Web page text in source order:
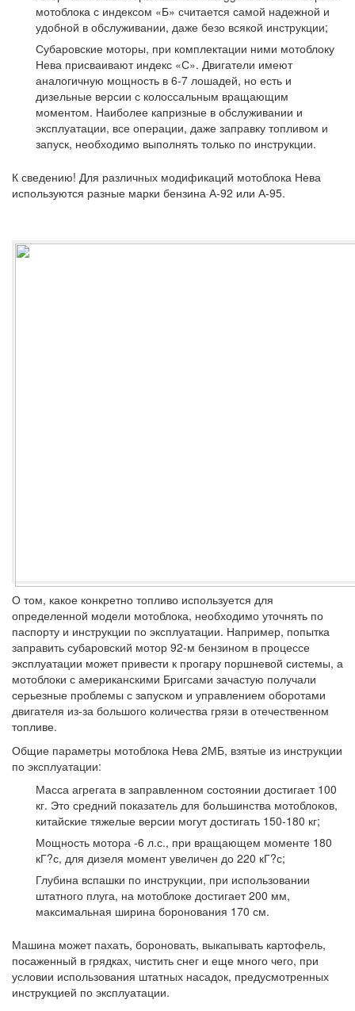
мотоблока с индексом «Б» считается самой надежной и
удобной в обслуживании, даже безо всякой инструкции;
Субаровские моторы, при комплектации ними мотоблоку
Нева присваивают индекс «С». Двигатели имеют
аналогичную мощность в 6-7 лошадей, но есть и
дизельные версии с колоссальным вращающим
моментом. Наиболее капризные в обслуживании и
эксплуатации, все операции, даже заправку топливом и
запуск, необходимо выполнять только по инструкции.
К сведению! Для различных модификаций мотоблока Нева
используются разные марки бензина А-92 или А-95.
О том, какое конкретно топливо используется для
определенной модели мотоблока, необходимо уточнять по
паспорту и инструкции по эксплуатации. Например, попытка
заправить субаровский мотор 92-м бензином в процессе
эксплуатации может привести к прогару поршневой системы, а
мотоблоки с американскими Бригсами зачастую получали
серьезные проблемы с запуском и управлением оборотами
двигателя из-за большого количества грязи в отечественном
топливе.
Общие параметры мотоблока Нева 2МБ, взятые из инструкции
по эксплуатации:
Масса агрегата в заправленном состоянии достигает 100
кг. Это средний показатель для большинства мотоблоков,
китайские тяжелые версии могут достигать 150-180 кг;
Мощность мотора -6 л.с., при вращающем моменте 180
кГ?с, для дизеля момент увеличен до 220 кГ?с;
Глубина вспашки по инструкции, при использовании
штатного плуга, на мотоблоке достигает 200 мм,
максимальная ширина боронования 170 см.
Машина может пахать, бороновать, выкапывать картофель,
посаженный в грядках, чистить снег и еще много чего, при
условии использования штатных насадок, предусмотренных
инструкцией по эксплуатации.